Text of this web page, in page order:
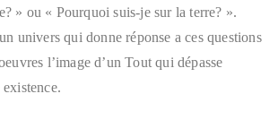
» ou « Pourquoi suis-je sur la terre? ».
univers qui donne réponse a ces questions
l’image d’un Tout qui dépasse